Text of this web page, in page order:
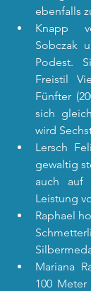
ebenfalls
Knapp
Sobczak
Podest.
Freistil
Fünfter
sich
wird
Lersch
gewaltig
auch auf
Leistung
Raphael
Mariana
100